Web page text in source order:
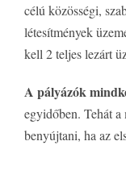
célú közösségi,
létesítmények
kell 2 teljes lezárt
A pályázók
egyidőben. Tehát
benyújtani, ha az